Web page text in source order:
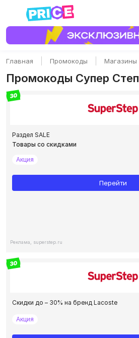
Главная Промокоды Магазины
Промокоды Супер Степ
30
Раздел SALE
Товары со скидками
Акция
Перейти
Реклама, superstep.ru
30
Скидки до – 30% на бренд Lacoste
Акция